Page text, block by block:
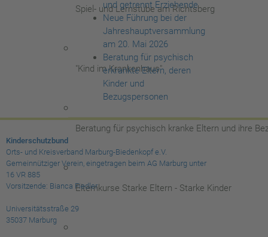
Spiel- und Lernstube am Richtsberg
"Kind im Krankenhaus"
Beratung für psychisch kranke Eltern und ihre
Elternkurse Starke Eltern - Starke Kinder
und getrennt Erziehende
Neue Führung bei der
Jahreshauptversammlung
am 20. Mai 2026
Beratung für psychisch
erkrankte Eltern, deren
Kinder und
Bezugspersonen
Kinderschutzbund
Orts- und Kreisverband Marburg-Biedenkopf e.V.
Gemeinnütziger Verein, eingetragen beim AG Marburg unter
16 VR 885
Vorsitzende: Bianca Fiedler
Universitätsstraße 29
35037 Marburg